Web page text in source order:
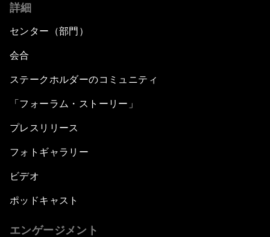
詳細
センター（部門）
会合
ステークホルダーのコミュニティ
「フォーラム・ストーリー」
プレスリリース
フォトギャラリー
ビデオ
ポッドキャスト
エンゲージメント